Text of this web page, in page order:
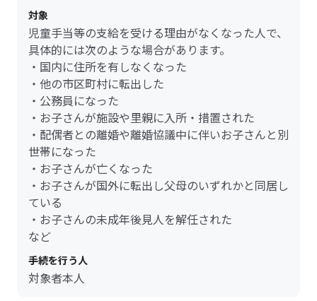
対象
児童手当等の支給を受ける理由がなくなった人で、
具体的には次のような場合があります。
・国内に住所を有しなくなった
・他の市区町村に転出した
・公務員になった
・お子さんが施設や里親に入所・措置された
・配偶者との離婚や離婚協議中に伴いお子さんと別
世帯になった
・お子さんが亡くなった
・お子さんが国外に転出し父母のいずれかと同居し
ている
・お子さんの未成年後見人を解任された
など
手続を行う人
対象者本人